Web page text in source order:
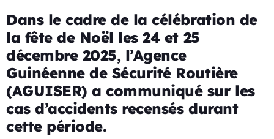
Dans le cadre de la célébration de
la fête de Noël les 24 et 25
décembre 2025, l’Agence
Guinéenne de Sécurité Routière
(AGUISER) a communiqué sur les
cas d’accidents recensés durant
cette période.